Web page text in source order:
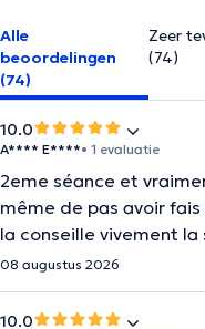
Alle
beoordelingen
(74)
Zeer
(74)
10.0
A**** E****• 1 evaluatie
2eme séance et
même de pas avoir
la conseille vivement
08 augustus 2026
10.0